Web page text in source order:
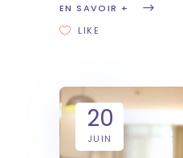
EN SAVOIR +
LIKE
20
JUIN